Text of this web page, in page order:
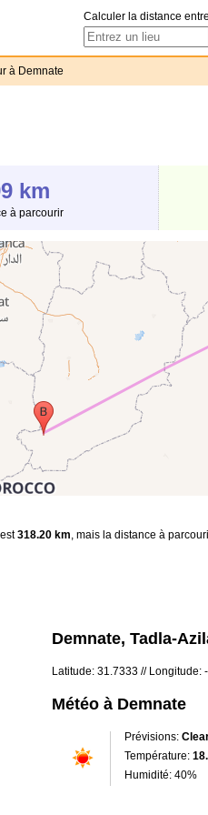
Calculer la distance
à Demnate
km
à parcourir
318.20 km, mais la distance à
Demnate, Tadla-
Latitude: 31.7333 // Longitude:
Météo à Demnate
Prévisions:
Température:
Humidité: 40%